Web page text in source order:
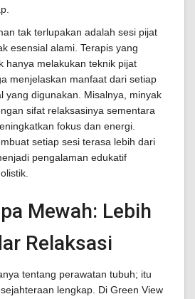
tak terlupakan adalah sesi pijat
esensial alami. Terapis yang
hanya melakukan teknik pijat
menjelaskan manfaat dari setiap
yang digunakan. Misalnya, minyak
sifat relaksasinya sementara
fokus dan energi.
setiap sesi terasa lebih dari
pengalaman edukatif
Mewah: Lebih
Relaksasi
tentang perawatan tubuh; itu
lengkap. Di Green View